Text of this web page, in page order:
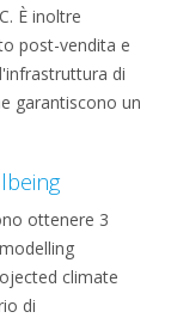
È inoltre
post-vendita e
di
garantiscono un
ottenere 3
climate
di